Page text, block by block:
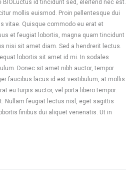
BIOLuctus id tincidunt sed, eleifend nec est.
mollis euismod. Proin pellentesque dui
vitae. Quisque commodo eu erat et
et feugiat lobortis, magna quam tincidunt
nisi sit amet diam. Sed a hendrerit lectus.
lobortis sit amet id mi. In sodales
Donec sit amet nibh auctor, tempor
faucibus lacus id est vestibulum, at mollis
eu turpis auctor, vel porta libero tempor.
Nullam feugiat lectus nisl, eget sagittis
finibus dui aliquet venenatis. Ut in